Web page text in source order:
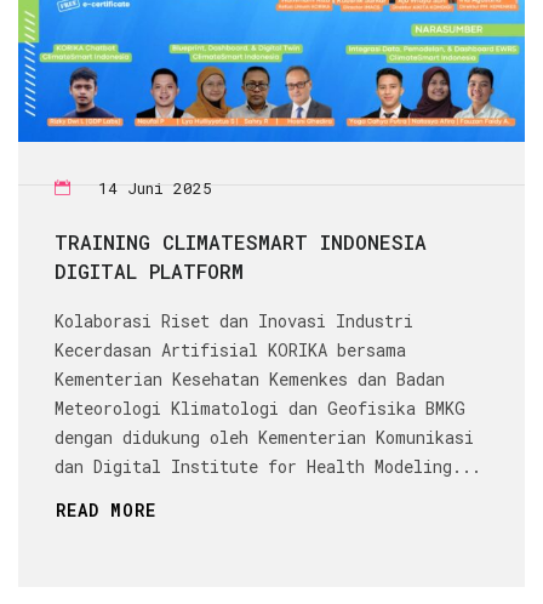
14 Juni 2025
TRAINING CLIMATESMART INDONESIA
DIGITAL PLATFORM
Kolaborasi Riset dan Inovasi Industri
Kecerdasan Artifisial KORIKA bersama
Kementerian Kesehatan Kemenkes dan Badan
Meteorologi Klimatologi dan Geofisika BMKG
dengan didukung oleh Kementerian Komunikasi
dan Digital Institute for Health Modeling...
READ MORE